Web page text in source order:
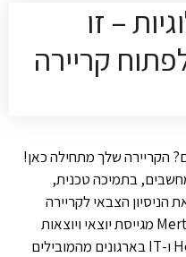
– זו
קריירה
הקריירה שלך מתחילה כאן!
בתמיכה טכנית,
הניסיון הצבאי לקריירה
באזרחות.חברת Mertens – Malam Team מגייסת יוצאי ויוצאות
יחידות טכנולוגיות לתפקידי Help Desk ו-IT בארגונים מהמובילים